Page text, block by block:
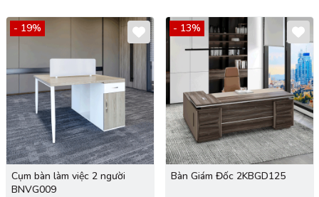
- 19%
Cụm bàn làm việc 2 người
BNVG009
- 13%
Bàn Giám Đốc 2KBGD125